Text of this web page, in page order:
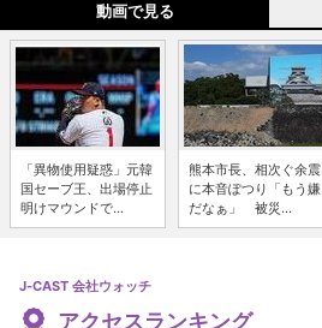
動画で見る
「異物使用疑惑」元韓
国セーブ王、出場停止
明けマウンドで...
熊本市長、相次ぐ余震
に本音ぽつり「もう嫌
だなぁ」 被災...
J-CAST 会社ウォッチ
アクセスランキング